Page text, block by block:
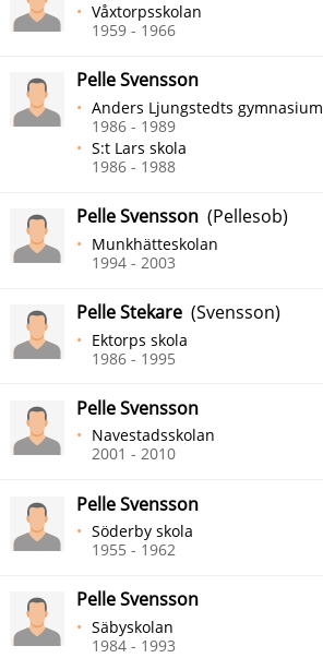
Våxtorpsskolan
1959 - 1966
Pelle Svensson
Anders Ljungstedts gymnasium
1986 - 1989
S:t Lars skola
1986 - 1988
Pelle Svensson (Pellesob)
Munkhätteskolan
1994 - 2003
Pelle Stekare (Svensson)
Ektorps skola
1986 - 1995
Pelle Svensson
Navestadsskolan
2001 - 2010
Pelle Svensson
Söderby skola
1955 - 1962
Pelle Svensson
Säbyskolan
1984 - 1993